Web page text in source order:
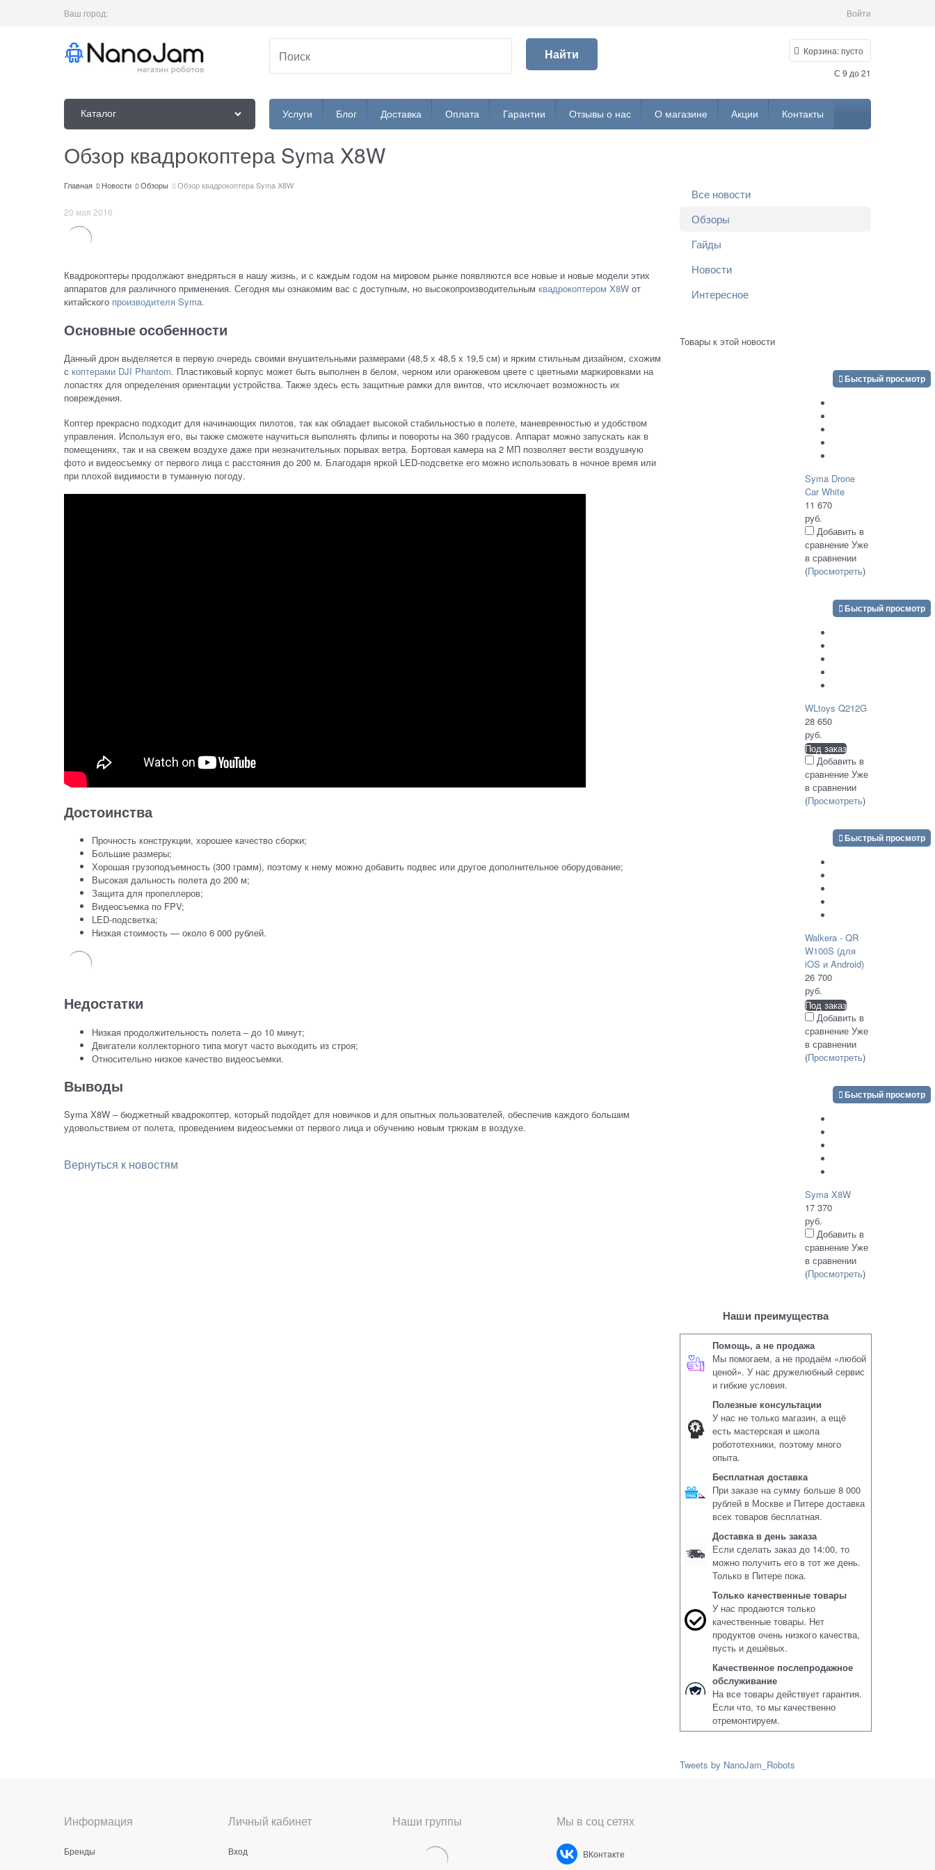
Ваш город: Войти
Найти Корзина:пусто
С 9 до 21
Каталог Услуги Блог Доставка Оплата Гарантии Отзывы о нас О магазине Акции Контакты
Обзор квадрокоптера Syma X8W
Главная Новости Обзоры Обзор квадрокоптера Syma X8W
20 мая 2016
Квадрокоптеры продолжают внедряться в нашу жизнь, и с каждым годом на мировом рынке появляются все новые и новые модели этих
аппаратов для различного применения. Сегодня мы ознакомим вас с доступным, но высокопроизводительным квадрокоптером X8W от
китайского производителя Syma.
Основные особенности
Данный дрон выделяется в первую очередь своими внушительными размерами (48,5 х 48,5 х 19,5 см) и ярким стильным дизайном, схожим
с коптерами DJI Phantom. Пластиковый корпус может быть выполнен в белом, черном или оранжевом цвете с цветными маркировками на
лопастях для определения ориентации устройства. Также здесь есть защитные рамки для винтов, что исключает возможность их
повреждения.
Коптер прекрасно подходит для начинающих пилотов, так как обладает высокой стабильностью в полете, маневренностью и удобством
управления. Используя его, вы также сможете научиться выполнять флипы и повороты на 360 градусов. Аппарат можно запускать как в
помещениях, так и на свежем воздухе даже при незначительных порывах ветра. Бортовая камера на 2 МП позволяет вести воздушную
фото и видеосъемку от первого лица с расстояния до 200 м. Благодаря яркой LED-подсветке его можно использовать в ночное время или
при плохой видимости в туманную погоду.
Достоинства
Прочность конструкции, хорошее качество сборки;
Большие размеры;
Хорошая грузоподъемность (300 грамм), поэтому к нему можно добавить подвес или другое дополнительное оборудование;
Высокая дальность полета до 200 м;
Защита для пропеллеров;
Видеосъемка по FPV;
LED-подсветка;
Низкая стоимость — около 6 000 рублей.
Недостатки
Низкая продолжительность полета – до 10 минут;
Двигатели коллекторного типа могут часто выходить из строя;
Относительно низкое качество видеосъемки.
Выводы
Syma X8W – бюджетный квадрокоптер, который подойдет для новичков и для опытных пользователей, обеспечив каждого большим
удовольствием от полета, проведением видеосъемки от первого лица и обучению новым трюкам в воздухе.
Вернуться к новостям
Все новости
Обзоры
Гайды
Новости
Интересное
Товары к этой новости
Быстрый просмотр
Syma Drone
Car White
11 670
руб.
Добавить в
сравнение Уже
в сравнении
(Просмотреть)
Быстрый просмотр
WLtoys Q212G
28 650
руб.
Под заказ
Добавить в
сравнение Уже
в сравнении
(Просмотреть)
Быстрый просмотр
Walkera - QR
W100S (для
iOS и Android)
26 700
руб.
Под заказ
Добавить в
сравнение Уже
в сравнении
(Просмотреть)
Быстрый просмотр
Syma X8W
17 370
руб.
Добавить в
сравнение Уже
в сравнении
(Просмотреть)
Наши преимущества
Помощь, а не продажа
Мы помогаем, а не продаём «любой
ценой». У нас дружелюбный сервис
и гибкие условия.
Полезные консультации
У нас не только магазин, а ещё
есть мастерская и школа
робототехники, поэтому много
опыта.
Бесплатная доставка
При заказе на сумму больше 8 000
рублей в Москве и Питере доставка
всех товаров бесплатная.
Доставка в день заказа
Если сделать заказ до 14:00, то
можно получить его в тот же день.
Только в Питере пока.
Только качественные товары
У нас продаются только
качественные товары. Нет
продуктов очень низкого качества,
пусть и дешёвых.
Качественное послепродажное
обслуживание
На все товары действует гарантия.
Если что, то мы качественно
отремонтируем.
Tweets by NanoJam_Robots
Информация
Бренды
Личный кабинет
Вход
Наши группы Мы в соц сетях
ВКонтакте